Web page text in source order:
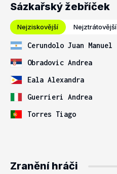
Sázkařský žebříček
Nejziskovější Nejztrátovější
Cerundolo Juan Manuel
Obradovic Andrea
Eala Alexandra
Guerrieri Andrea
Torres Tiago
Zranění hráči